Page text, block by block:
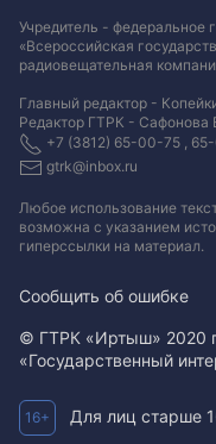
Учредитель - федеральное
«Всероссийская
радиовещательная
Главный редактор -
Редактор ГТРК - Сафонова
+7 (3812) 65-00-75 ,
gtrk@inbox.ru
Любое использование
возможна с указанием
гиперссылки на материал.
Сообщить об ошибке
© ГТРК «Иртыш» 2020
«Государственный
16+ Для лиц старше